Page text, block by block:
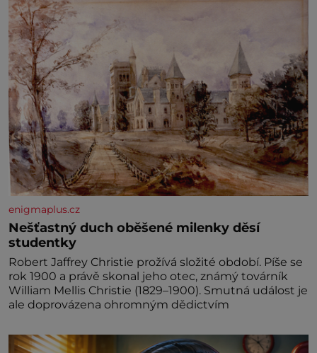
enigmaplus.cz
Nešťastný duch oběšené milenky děsí
studentky
Robert Jaffrey Christie prožívá složité období. Píše se
rok 1900 a právě skonal jeho otec, známý továrník
William Mellis Christie (1829–1900). Smutná událost je
ale doprovázena ohromným dědictvím